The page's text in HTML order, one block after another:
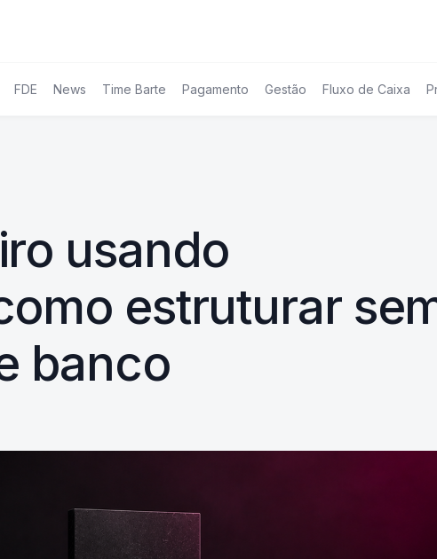
FDE News Time Barte Pagamento Gestão Fluxo de Caixa
usando
estruturar
banco